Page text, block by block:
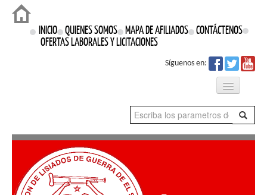
Login
INICIO QUIENES SOMOS MAPA DE AFILIADOS CONTÁCTENOS
OFERTAS LABORALES Y LICITACIONES
Síguenos en:
Proyectos
Prensa